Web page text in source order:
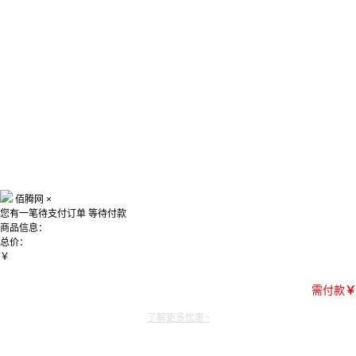
佰腾网 ×
您有一笔待支付订单 等待付款
商品信息：
总价：
￥
需付款￥
了解更多优惠~